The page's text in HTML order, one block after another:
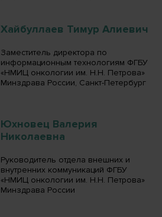
Хайбуллаев Тимур Алиевич
Заместитель директора по
информационным технологиям ФГБУ
«НМИЦ онкологии им. Н.Н. Петрова»
Минздрава России, Санкт-Петербург
Юхновец Валерия
Николаевна
Руководитель отдела внешних и
внутренних коммуникаций ФГБУ
«НМИЦ онкологии им. Н.Н. Петрова»
Минздрава России